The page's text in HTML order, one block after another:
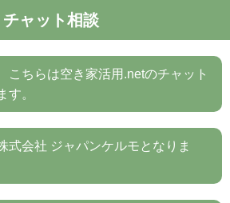
チャット相談
こちらは空き家活用.netのチャット
す。
式会社 ジャパンケルモとなりま